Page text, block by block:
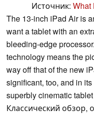
Источник: What
The 13-inch iPad Air is
want a tablet with an
bleeding-edge
technology means the
way off that of the new
significant, too, and in
superbly cinematic
Классический обзор,